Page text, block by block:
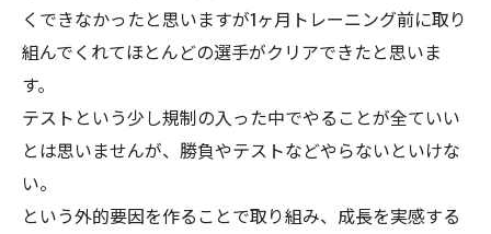
くできなかったと思いますが1ヶ月トレーニング前に取り
組んでくれてほとんどの選手がクリアできたと思いま
す。
テストという少し規制の入った中でやることが全ていい
とは思いませんが、勝負やテストなどやらないといけな
い。
という外的要因を作ることで取り組み、成長を実感する